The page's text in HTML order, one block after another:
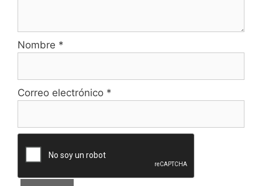
Nombre *
Correo electrónico *